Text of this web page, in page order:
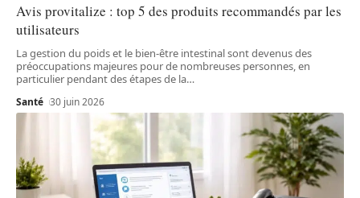
Avis provitalize : top 5 des produits recommandés par les
utilisateurs
La gestion du poids et le bien-être intestinal sont devenus des
préoccupations majeures pour de nombreuses personnes, en
particulier pendant des étapes de la…
Santé 30 juin 2026